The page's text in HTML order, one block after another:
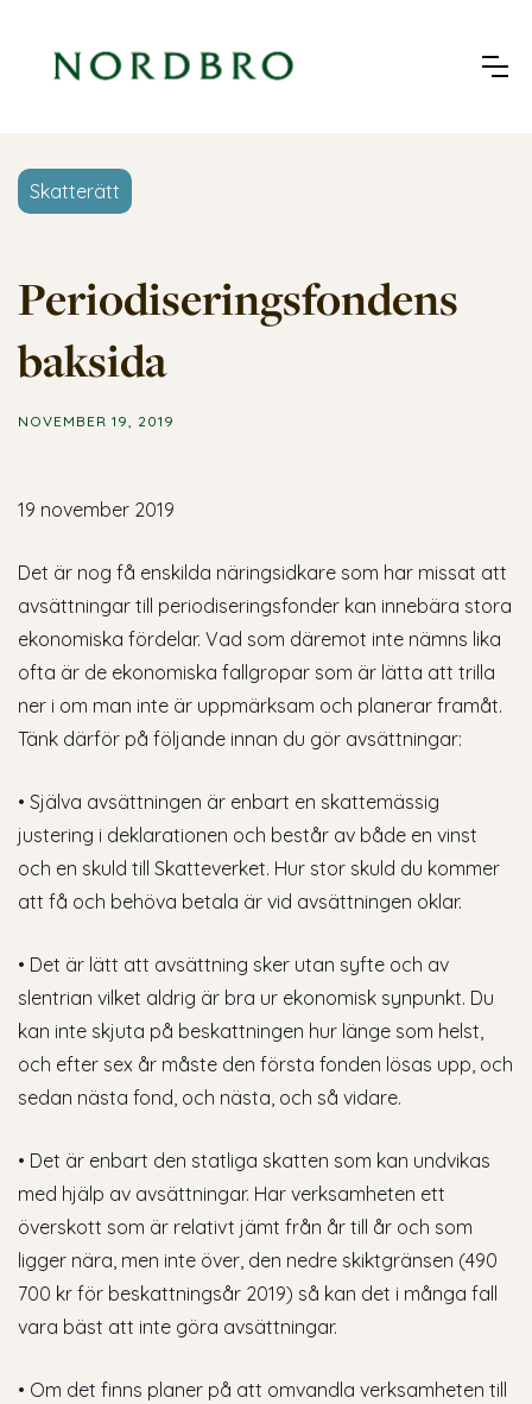
Skatterätt
Periodiseringsfondens
baksida
NOVEMBER 19, 2019
19 november 2019
Det är nog få enskilda näringsidkare som har missat att
avsättningar till periodiseringsfonder kan innebära stora
ekonomiska fördelar. Vad som däremot inte nämns lika
ofta är de ekonomiska fallgropar som är lätta att trilla
ner i om man inte är uppmärksam och planerar framåt.
Tänk därför på följande innan du gör avsättningar:
• Själva avsättningen är enbart en skattemässig
justering i deklarationen och består av både en vinst
och en skuld till Skatteverket. Hur stor skuld du kommer
att få och behöva betala är vid avsättningen oklar.
• Det är lätt att avsättning sker utan syfte och av
slentrian vilket aldrig är bra ur ekonomisk synpunkt. Du
kan inte skjuta på beskattningen hur länge som helst,
och efter sex år måste den första fonden lösas upp, och
sedan nästa fond, och nästa, och så vidare.
• Det är enbart den statliga skatten som kan undvikas
med hjälp av avsättningar. Har verksamheten ett
överskott som är relativt jämt från år till år och som
ligger nära, men inte över, den nedre skiktgränsen (490
700 kr för beskattningsår 2019) så kan det i många fall
vara bäst att inte göra avsättningar.
• Om det finns planer på att omvandla verksamheten till